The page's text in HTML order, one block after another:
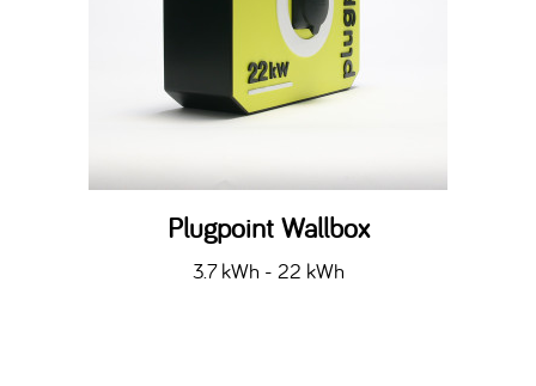
Plugpoint Wallbox
3.7 kWh - 22 kWh